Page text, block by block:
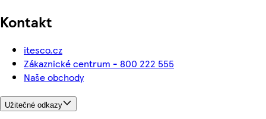
Kontakt
itesco.cz
Zákaznické centrum - 800 222 555
Naše obchody
Užitečné odkazy